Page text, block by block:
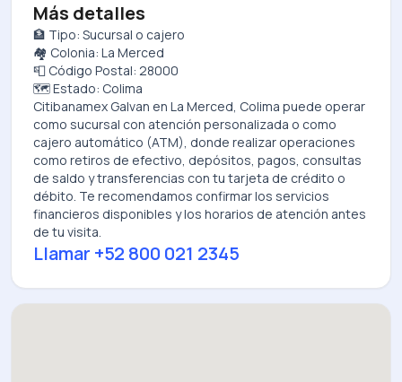
Más detalles
🏦 Tipo: Sucursal o cajero
🏘️ Colonia: La Merced
📮 Código Postal: 28000
🗺️ Estado: Colima
Citibanamex Galvan en La Merced, Colima puede operar
como sucursal con atención personalizada o como
cajero automático (ATM), donde realizar operaciones
como retiros de efectivo, depósitos, pagos, consultas
de saldo y transferencias con tu tarjeta de crédito o
débito. Te recomendamos confirmar los servicios
financieros disponibles y los horarios de atención antes
de tu visita.
Llamar +52 800 021 2345